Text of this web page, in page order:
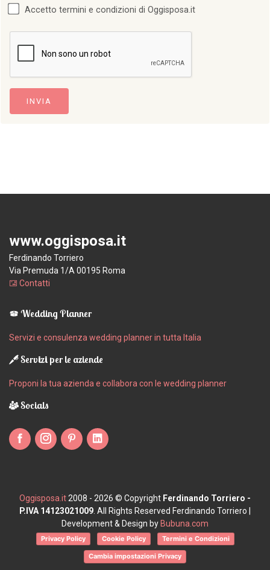
Accetto termini e condizioni di Oggisposa.it
INVIA
www.oggisposa.it
Ferdinando Torriero
Via Premuda 1/A 00195 Roma
Contatti
Wedding Planner
Servizi e consulenza wedding planner in tutta Italia
Servizi per le aziende
Proponi la tua azienda e collabora con le wedding planner
Socials
Oggisposa.it2008 - 2026 © Copyright Ferdinando Torriero -
P.IVA 14123021009. All Rights Reserved Ferdinando Torriero |
Development & Design by Bubuna.com
Privacy Policy Cookie Policy Termini e Condizioni
Cambia impostazioni Privacy